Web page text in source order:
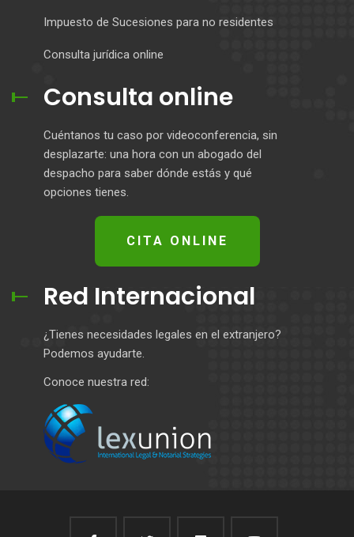
Impuesto de Sucesiones para no residentes
Consulta jurídica online
Consulta online
Cuéntanos tu caso por videoconferencia, sin
desplazarte: una hora con un abogado del
despacho para saber dónde estás y qué
opciones tienes.
CITA ONLINE
Red Internacional
¿Tienes necesidades legales en el extranjero?
Podemos ayudarte.
Conoce nuestra red: